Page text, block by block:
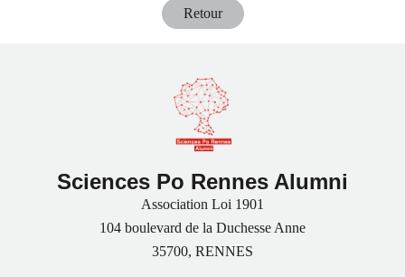
Retour
Sciences Po Rennes Alumni
Association Loi 1901
104 boulevard de la Duchesse Anne
35700, RENNES